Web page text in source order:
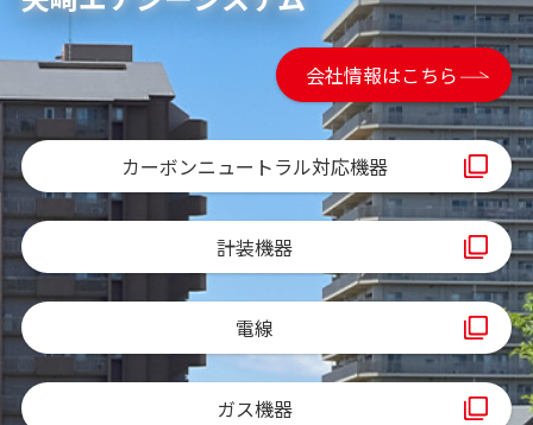
会社情報はこちら
カーボンニュートラル対応機器
計装機器
電線
ガス機器